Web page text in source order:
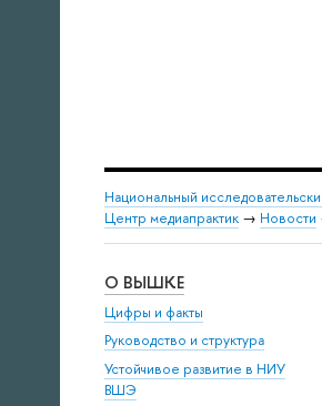
Национальный
Центр медиапрактик → Новости
О ВЫШКЕ
Цифры и факты
Руководство и структура
Устойчивое развитие в НИУ
ВШЭ